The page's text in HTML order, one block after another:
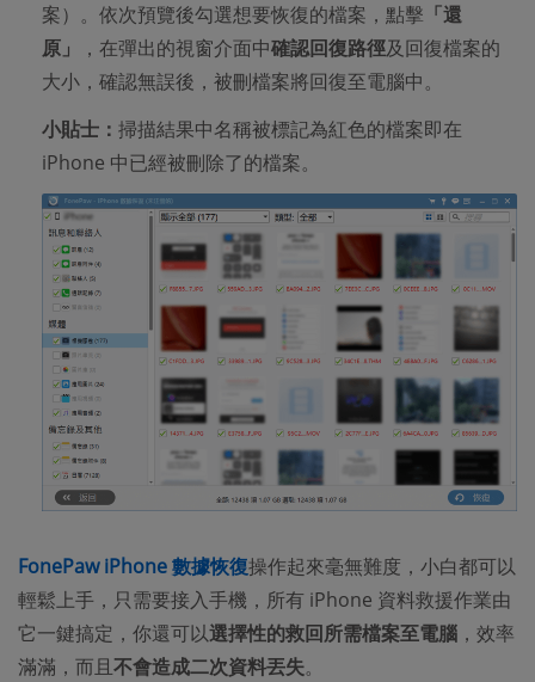
案）。依次預覽後勾選想要恢復的檔案，點擊 「還
原」
，在彈出的視窗介面中確認回復路徑及回復檔案的
大小，確認無誤後，被刪檔案將回復至電腦中。
小貼士： 掃描結果中名稱被標記為紅色的檔案即在
iPhone 中已經被刪除了的檔案。
FonePaw iPhone 數據恢復操作起來毫無難度，小白都可以
輕鬆上手，只需要接入手機，所有 iPhone 資料救援作業由
它一鍵搞定，你還可以選擇性的救回所需檔案至電腦 ，效率
滿滿，而且不會造成二次資料丟失。